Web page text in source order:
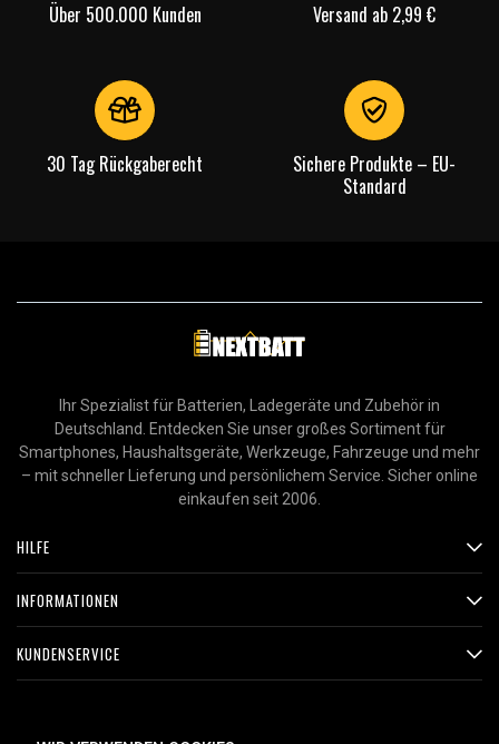
Über 500.000 Kunden Versand ab 2,99 €
30 Tag Rückgaberecht
Sichere Produkte – EU-
Standard
Ihr Spezialist für Batterien, Ladegeräte und Zubehör in
Deutschland. Entdecken Sie unser großes Sortiment für
Smartphones, Haushaltsgeräte, Werkzeuge, Fahrzeuge und mehr
– mit schneller Lieferung und persönlichem Service. Sicher online
einkaufen seit 2006.
HILFE
INFORMATIONEN
KUNDENSERVICE
ZAHLUNGSMETHODEN